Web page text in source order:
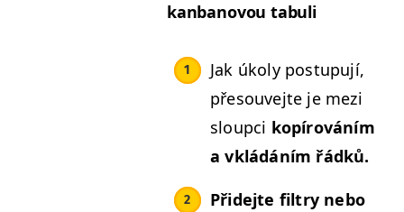
kan­banovou tabuli
Jak úkoly pos­tupu­jí,
pře­sou­ve­jte je mezi
sloup­ci kopírováním
a vkládáním řádků.
Přide­jte fil­try nebo